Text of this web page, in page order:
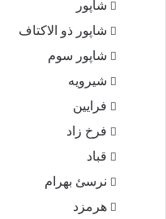
شاپور
شاپور ذو الاکتاف
شاپور سوم‏
شیرویه
فرایین
فرخ زاد
قباد
نرسئ بهرام‏
هرمزد